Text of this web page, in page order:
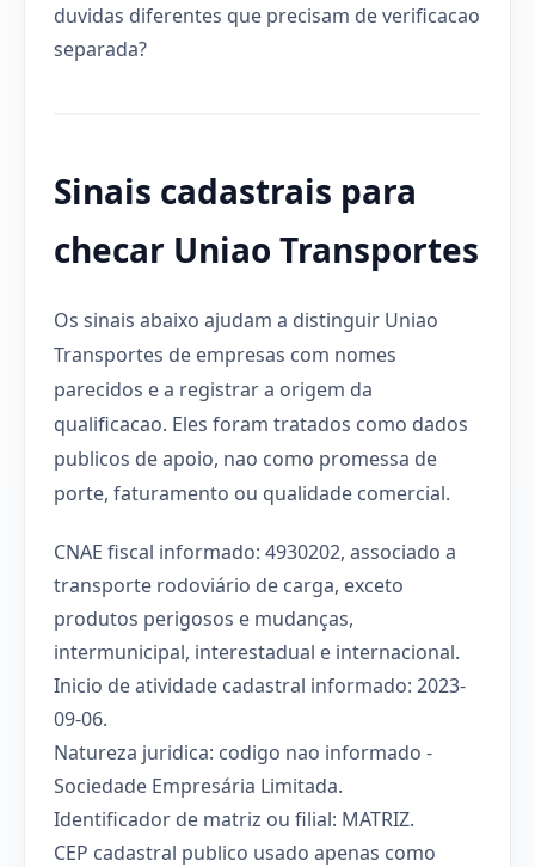
duvidas diferentes que precisam de verificacao
separada?
Sinais cadastrais para
checar Uniao Transportes
Os sinais abaixo ajudam a distinguir Uniao
Transportes de empresas com nomes
parecidos e a registrar a origem da
qualificacao. Eles foram tratados como dados
publicos de apoio, nao como promessa de
porte, faturamento ou qualidade comercial.
CNAE fiscal informado: 4930202, associado a
transporte rodoviário de carga, exceto
produtos perigosos e mudanças,
intermunicipal, interestadual e internacional.
Inicio de atividade cadastral informado: 2023-
09-06.
Natureza juridica: codigo nao informado -
Sociedade Empresária Limitada.
Identificador de matriz ou filial: MATRIZ.
CEP cadastral publico usado apenas como